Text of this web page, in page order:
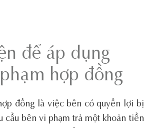
.
.
để áp dụng
hợp đồng
đồng là việc bên có quyền lợi bị
cầu bên vi phạm trả một khoản tiền